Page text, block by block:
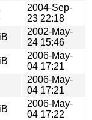
2004-Sep-
23 22:18
2002-May-
24 15:46
2006-May-
04 17:21
2006-May-
04 17:21
2006-May-
04 17:22